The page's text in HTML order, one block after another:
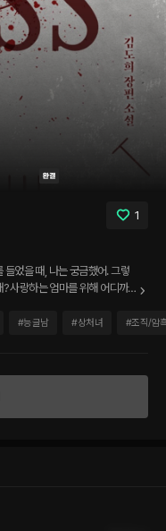
1
들었을 때, 나는 궁금했어. 그렇
사랑하는 엄마를 위해 어디까지
불행하기가 가장 쉬웠던 한이서
러는 한편, 태경은 자신의 약혼
#능글남 #상처녀 #조직/암